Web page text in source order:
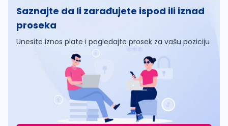
Saznajte da li zarađujete ispod ili iznad
proseka
Unesite iznos plate i pogledajte prosek za vašu poziciju